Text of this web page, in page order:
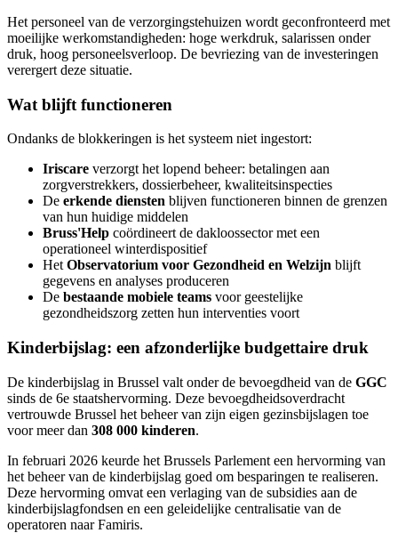
Het personeel van de verzorgingstehuizen wordt geconfronteerd met
moeilijke werkomstandigheden: hoge werkdruk, salarissen onder
druk, hoog personeelsverloop. De bevriezing van de investeringen
verergert deze situatie.
Wat blijft functioneren
Ondanks de blokkeringen is het systeem niet ingestort:
Iriscare verzorgt het lopend beheer: betalingen aan
zorgverstrekkers, dossierbeheer, kwaliteitsinspecties
De erkende diensten blijven functioneren binnen de grenzen
van hun huidige middelen
Bruss'Help coördineert de dakloossector met een
operationeel winterdispositief
Het Observatorium voor Gezondheid en Welzijn blijft
gegevens en analyses produceren
De bestaande mobiele teams voor geestelijke
gezondheidszorg zetten hun interventies voort
Kinderbijslag: een afzonderlijke budgettaire druk
De kinderbijslag in Brussel valt onder de bevoegdheid van de GGC
sinds de 6e staatshervorming. Deze bevoegdheidsoverdracht
vertrouwde Brussel het beheer van zijn eigen gezinsbijslagen toe
voor meer dan 308 000 kinderen.
In februari 2026 keurde het Brussels Parlement een hervorming van
het beheer van de kinderbijslag goed om besparingen te realiseren.
Deze hervorming omvat een verlaging van de subsidies aan de
kinderbijslagfondsen en een geleidelijke centralisatie van de
operatoren naar Famiris.